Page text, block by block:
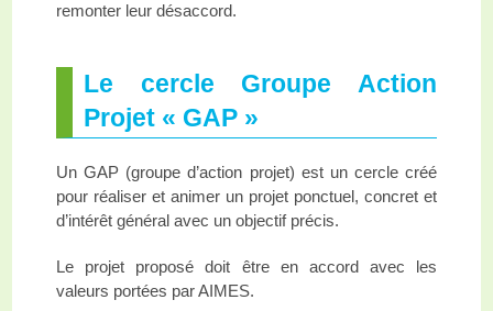
remonter leur désaccord.
Le cercle Groupe Action
Projet « GAP »
Un GAP (groupe d’action projet) est un cercle créé
pour réaliser et animer un projet ponctuel, concret et
d’intérêt général avec un objectif précis.
Le projet proposé doit être en accord avec les
valeurs portées par AIMES.